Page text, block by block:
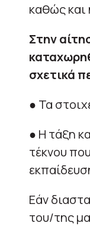
καθώς και
Στην
σχετικά
● Τα
● Η τάξη
τέκνου
Εάν
του/της